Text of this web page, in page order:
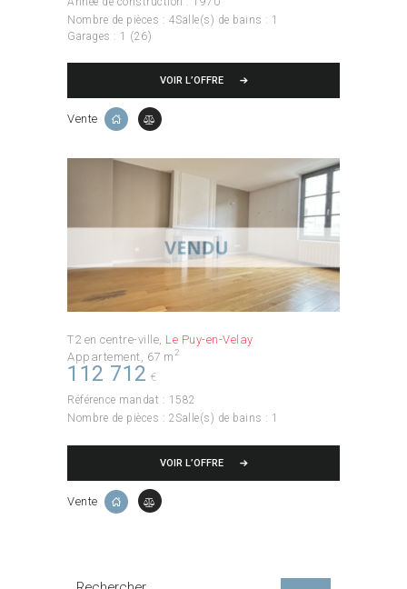
Nombre de pièces : 4Salle(s) de bains : 1
Garages : 1 (26)
VOIR L’OFFRE
Vente
T2 en centre-ville Le Puy-en-Velay
Appartement 67 m2
112 712 €
Référence mandat : 1582
Nombre de pièces : 2Salle(s) de bains : 1
VOIR L’OFFRE
Vente